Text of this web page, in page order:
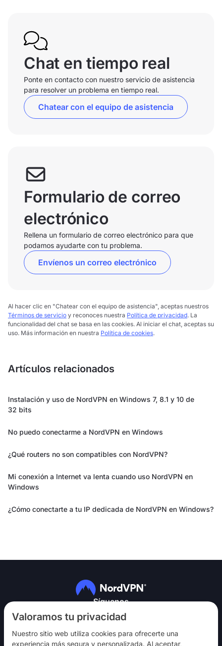
Valoramos tu privacidad
Nuestro sitio web utiliza cookies para ofrecerte una
experiencia más segura y personalizada. Al aceptar,
Chat en tiempo real
Ponte en contacto con nuestro servicio de asistencia
para resolver un problema en tiempo real.
Chatear con el equipo de asistencia
Formulario de correo
electrónico
Rellena un formulario de correo electrónico para que
podamos ayudarte con tu problema.
Envíenos un correo electrónico
Al hacer clic en "Chatear con el equipo de asistencia", aceptas nuestros
Términos de servicio y reconoces nuestra Política de privacidad. La
funcionalidad del chat se basa en las cookies. Al iniciar el chat, aceptas su
uso. Más información en nuestra Política de cookies.
Artículos relacionados
Instalación y uso de NordVPN en Windows 7, 8.1 y 10 de
32 bits
No puedo conectarme a NordVPN en Windows
¿Qué routers no son compatibles con NordVPN?
Mi conexión a Internet va lenta cuando uso NordVPN en
Windows
¿Cómo conectarte a tu IP dedicada de NordVPN en Windows?
Síguenos